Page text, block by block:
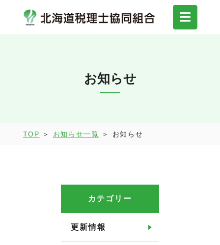
お知らせ
TOP ＞ お知らせ一覧 ＞ お知らせ
カテゴリー
更新情報